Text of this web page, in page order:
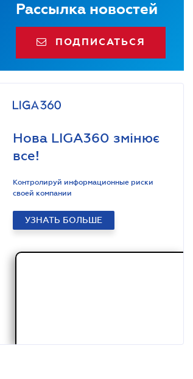
Рассылка новостей
ПОДПИСАТЬСЯ
Нова LIGA360 змінює
все!
Контролируй информационные риски
своей компании
УЗНАТЬ БОЛЬШЕ